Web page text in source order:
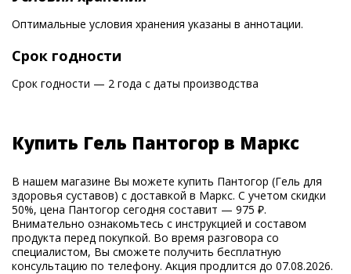
Оптимальные условия хранения указаны в аннотации.
Срок годности
Срок годности — 2 года с даты производства
Купить Гель Пантогор в Маркс
В нашем магазине Вы можете купить Пантогор (Гель для
здоровья суставов) с доставкой в Маркс. С учетом скидки
50%, цена Пантогор сегодня составит — 975 ₽.
Внимательно ознакомьтесь с инструкцией и составом
продукта перед покупкой. Во время разговора со
специалистом, Вы сможете получить бесплатную
консультацию по телефону. Акция продлится до 07.08.2026.